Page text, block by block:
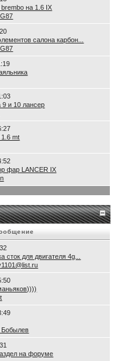
на 1.6 IX
салона карбон...
9 и 10 лансер
mt
фар LANCER IX
сток для двигателя 4g...
Бобылев
на форуме